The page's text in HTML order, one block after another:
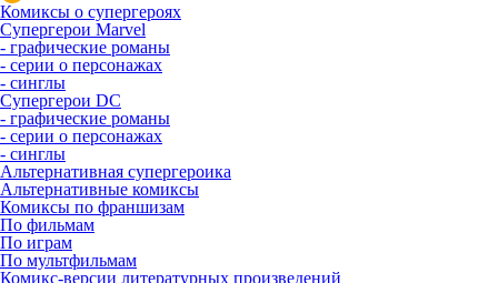
Комиксы о супергероях
Супергерои Marvel
- графические романы
- серии о персонажах
- синглы
Супергерои DC
- графические романы
- серии о персонажах
- синглы
Альтернативная супергероика
Альтернативные комиксы
Комиксы по франшизам
По фильмам
По играм
По мультфильмам
Комикс-версии литературных произведений